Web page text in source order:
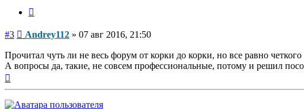
#3 Сообщение
Andrey112 » 07 авг 2016, 21:50
Прочитал чуть ли не весь форум от корки до корки, но все равно
А вопросы да, такие, не совсем профессиональные, потому и решил